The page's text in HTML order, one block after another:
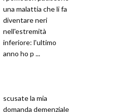
una malattia che li fa
diventare neri
nell'estremità
inferiore: l'ultimo
anno ho p ...
scusate la mia
domanda demenziale